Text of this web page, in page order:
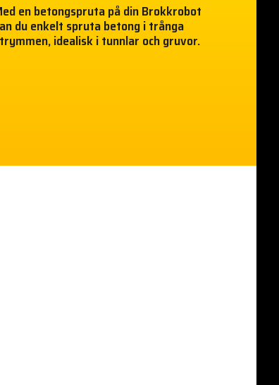
en betongspruta på din Brokkrobot
du enkelt spruta betong i trånga
idealisk i tunnlar och gruvor.